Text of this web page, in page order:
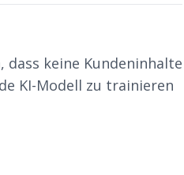
dass keine Kundeninhalte
KI-Modell zu trainieren